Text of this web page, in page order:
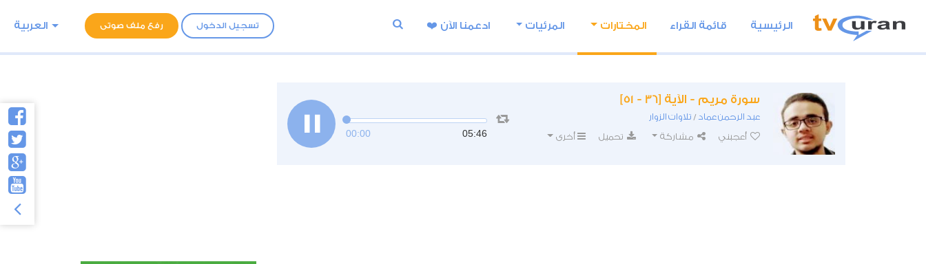
تسجيل الدخول رفع ملف صوتى العربية الرئيسية قائمة القراء المختارات المرئيات ادعمنا اﻵن ❤️
سورة مريم - الآية [36 - 51]
عبد الرحمن عماد / تلاوات الزوار
أعجبني
مشاركة تحميل أخرى 00:00 05:46